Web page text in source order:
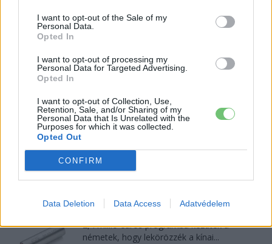
I want to opt-out of the Sale of my
Personal Data.
Opted In
I want to opt-out of processing my
Personal Data for Targeted Advertising.
Opted In
I want to opt-out of Collection, Use,
Retention, Sale, and/or Sharing of my
Personal Data that Is Unrelated with the
Purposes for which it was collected.
Opted Out
CONFIRM
Data Deletion Data Access Adatvédelem
2026-08-07
aránya – közben átrendeződött a márkák
sorrendje
150 milliárd eurót bukhat Európa, ha nem
szabadul a kínai akkumulátoroktól
25 százalékkal sűrűbb energiát rejt az
európai szilárdtest-akkumulátor
2,4 millió eurós programba kezdtek a
németek, hogy lekörözzék a kínai...